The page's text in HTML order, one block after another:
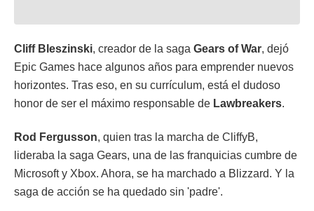
Cliff Bleszinski, creador de la saga Gears of War, dejó
Epic Games hace algunos años para emprender nuevos
horizontes. Tras eso, en su currículum, está el dudoso
honor de ser el máximo responsable de Lawbreakers.
Rod Fergusson, quien tras la marcha de CliffyB,
lideraba la saga Gears, una de las franquicias cumbre de
Microsoft y Xbox. Ahora, se ha marchado a Blizzard. Y la
saga de acción se ha quedado sin 'padre'.